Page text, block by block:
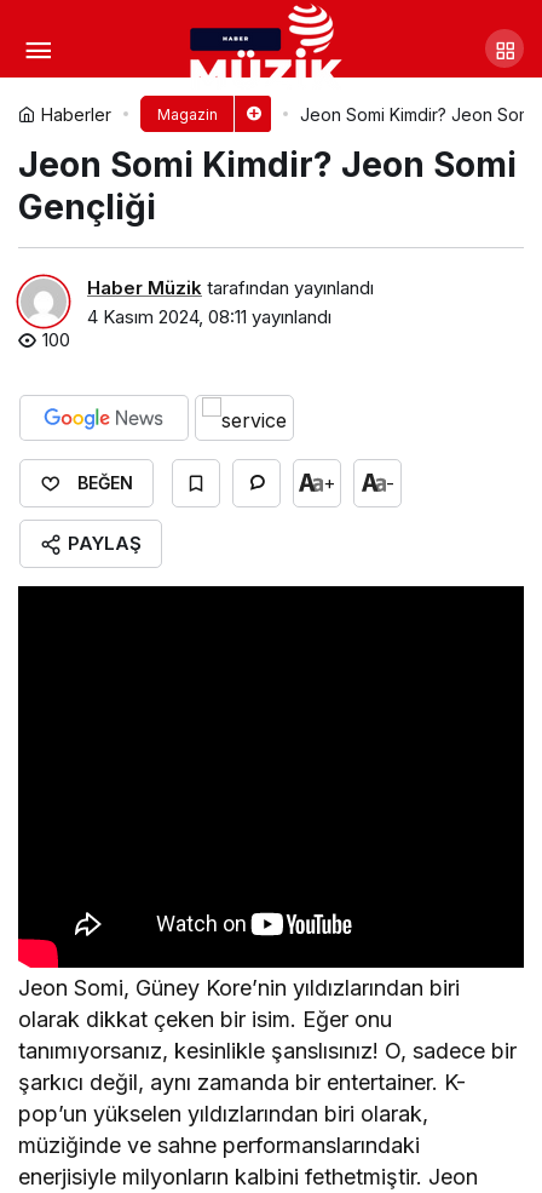
Haberler Magazin Jeon Somi Kimdir? Jeon Somi
Jeon Somi Kimdir? Jeon Somi
Gençliği
Haber Müzik tarafından yayınlandı
4 Kasım 2024, 08:11 yayınlandı
100
BEĞEN + -
PAYLAŞ
Jeon Somi, Güney Kore’nin yıldızlarından biri
olarak dikkat çeken bir isim. Eğer onu
tanımıyorsanız, kesinlikle şanslısınız! O, sadece bir
şarkıcı değil, aynı zamanda bir entertainer. K-
pop’un yükselen yıldızlarından biri olarak,
müziğinde ve sahne performanslarındaki
enerjisiyle milyonların kalbini fethetmiştir. Jeon
Gigi Hadid Boyu, Kilosu, Göz
Rengi ve Vücut Ölçüleri
Yorum Yap